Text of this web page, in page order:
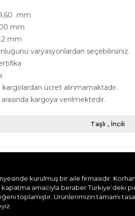
mm
mm
mm
varyasyonlardan seçebilirsiniz.
ücret alınmamaktadır.
kargoya verilmektedir.
Taşlı İncili
kurulmuş bir aile firmasıdır.
amacıyla beraber Türkiye’deki
toplamıştır. Ürünlerimizin tamamı